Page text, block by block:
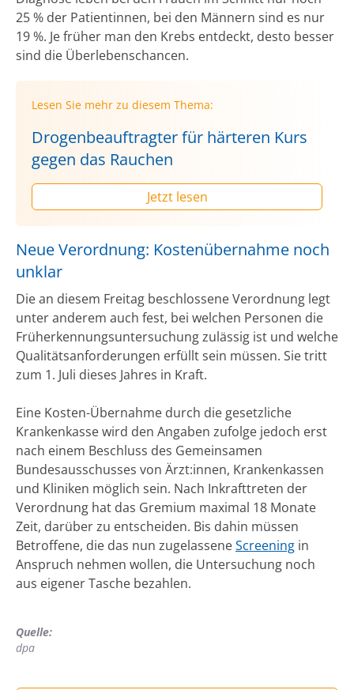
25 % der Patientinnen, bei den Männern sind es nur
19 %. Je früher man den Krebs entdeckt, desto besser
sind die Überlebenschancen.
Lesen Sie mehr zu diesem Thema:
Drogenbeauftragter für härteren Kurs
gegen das Rauchen
Jetzt lesen
Neue Verordnung: Kostenübernahme noch
unklar
Die an diesem Freitag beschlossene Verordnung legt
unter anderem auch fest, bei welchen Personen die
Früherkennungsuntersuchung zulässig ist und welche
Qualitätsanforderungen erfüllt sein müssen. Sie tritt
zum 1. Juli dieses Jahres in Kraft.
Eine Kosten-Übernahme durch die gesetzliche
Krankenkasse wird den Angaben zufolge jedoch erst
nach einem Beschluss des Gemeinsamen
Bundesausschusses von Ärzt:innen, Krankenkassen
und Kliniken möglich sein. Nach Inkrafttreten der
Verordnung hat das Gremium maximal 18 Monate
Zeit, darüber zu entscheiden. Bis dahin müssen
Betroffene, die das nun zugelasseneScreening in
Anspruch nehmen wollen, die Untersuchung noch
aus eigener Tasche bezahlen.
Quelle:
dpa